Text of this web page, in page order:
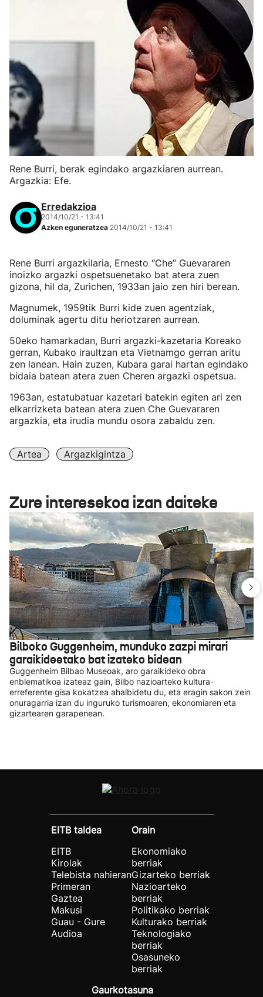
Rene Burri, berak egindako argazkiaren aurrean.
Argazkia: Efe.
Erredakzioa
2014/10/21 - 13:41
Azken eguneratzea 2014/10/21 - 13:41
Rene Burri argazkilaria, Ernesto “Che” Guevararen
inoizko argazki ospetsuenetako bat atera zuen
gizona, hil da, Zurichen, 1933an jaio zen hiri berean.
Magnumek, 1959tik Burri kide zuen agentziak,
doluminak agertu ditu heriotzaren aurrean.
50eko hamarkadan, Burri argazki-kazetaria Koreako
gerran, Kubako iraultzan eta Vietnamgo gerran aritu
zen lanean. Hain zuzen, Kubara garai hartan egindako
bidaia batean atera zuen Cheren argazki ospetsua.
1963an, estatubatuar kazetari batekin egiten ari zen
elkarrizketa batean atera zuen Che Guevararen
argazkia, eta irudia mundu osora zabaldu zen.
Artea Argazkigintza
Zure interesekoa izan daiteke
Bilboko Guggenheim, munduko zazpi mirari
garaikideetako bat izateko bidean
Guggenheim Bilbao Museoak, aro garaikideko obra
enblematikoa izateaz gain, Bilbo nazioarteko kultura-
erreferente gisa kokatzea ahalbidetu du, eta eragin sakon zein
onuragarria izan du inguruko turismoaren, ekonomiaren eta
gizartearen garapenean.
EITB taldea
EITB
Kirolak
Telebista nahieran
Primeran
Gaztea
Makusi
Guau - Gure
Audioa
Orain
Ekonomiako
berriak
Gizarteko berriak
Nazioarteko
berriak
Politikako berriak
Kulturako berriak
Teknologiako
berriak
Osasuneko
berriak
Gaurkotasuna